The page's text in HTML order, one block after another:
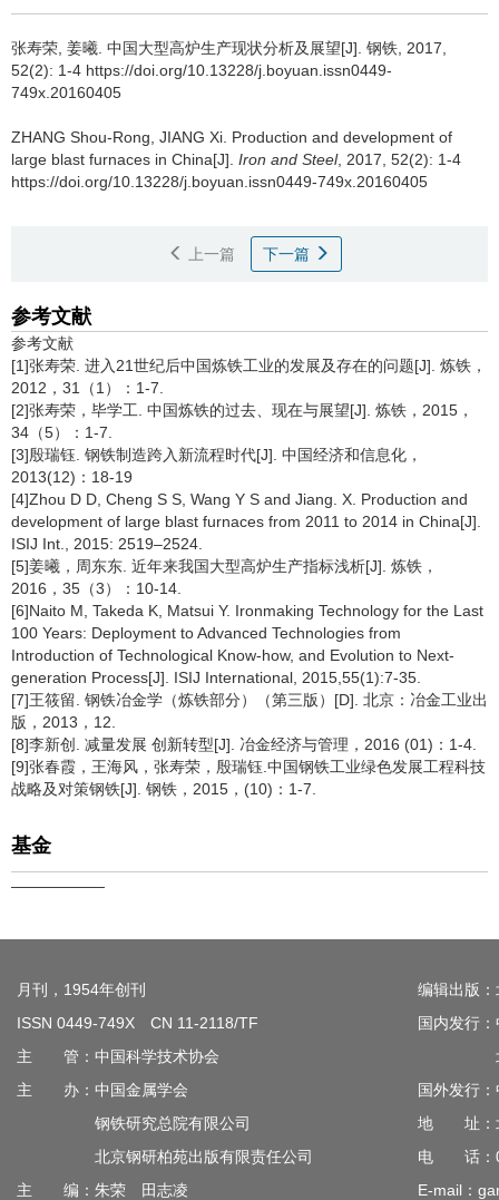
张寿荣 姜曦 中国大型高炉生产现状分析及展望[J]. 钢铁, 2017,
52(2): 1-4 https://doi.org/10.13228/j.boyuan.issn0449-
749x.20160405
ZHANG Shou-Rong JIANG Xi Production and development of
large blast furnaces in China[J]. Iron and Steel, 2017, 52(2): 1-4
https://doi.org/10.13228/j.boyuan.issn0449-749x.20160405
上一篇 下一篇
参考文献
参考文献
[1]张寿荣. 进入21世纪后中国炼铁工业的发展及存在的问题[J]. 炼铁，
2012，31（1）：1-7.
[2]张寿荣，毕学工. 中国炼铁的过去、现在与展望[J]. 炼铁，2015，
34（5）：1-7.
[3]殷瑞钰. 钢铁制造跨入新流程时代[J]. 中国经济和信息化，
2013(12)：18-19
[4]Zhou D D, Cheng S S, Wang Y S and Jiang. X. Production and
development of large blast furnaces from 2011 to 2014 in China[J].
ISIJ Int., 2015: 2519–2524.
[5]姜曦，周东东. 近年来我国大型高炉生产指标浅析[J]. 炼铁，
2016，35（3）：10-14.
[6]Naito M, Takeda K, Matsui Y. Ironmaking Technology for the Last
100 Years: Deployment to Advanced Technologies from
Introduction of Technological Know-how, and Evolution to Next-
generation Process[J]. ISIJ International, 2015,55(1):7-35.
[7]王筱留. 钢铁冶金学（炼铁部分）（第三版）[D]. 北京：冶金工业出
版，2013，12.
[8]李新创. 减量发展 创新转型[J]. 冶金经济与管理，2016 (01)：1-4.
[9]张春霞，王海风，张寿荣，殷瑞钰.中国钢铁工业绿色发展工程科技
战略及对策钢铁[J]. 钢铁，2015，(10)：1-7.
基金
——————
月刊，1954年创刊
ISSN 0449-749X CN 11-2118/TF
主 管：中国科学技术协会
主 办：中国金属学会
钢铁研究总院有限公司
北京钢研柏苑出版有限责任公司
主 编：朱荣 田志凌
编辑出版
国内发行
北京钢
国外发行
地 址：北
电 话：
E-mail：